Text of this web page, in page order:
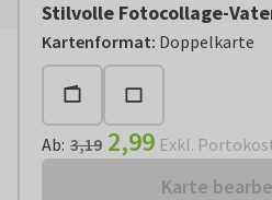
Stilvolle Fotocollage-
Kartenformat: Doppelkarte
Ab:€ 2,99Exkl. Portokosten
Ab: 3,19 2,99 Exkl.
Karte